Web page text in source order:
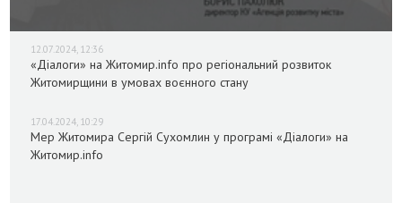
12.07.2024, 12:36
«Діалоги» на Житомир.info про регіональний розвиток
Житомирщини в умовах воєнного стану
17.04.2024, 10:29
Мер Житомира Сергій Сухомлин у програмі «Діалоги» на
Житомир.info